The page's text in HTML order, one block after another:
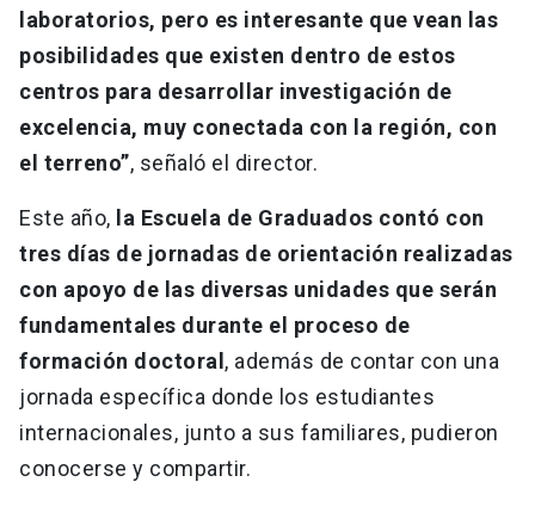
laboratorios, pero es interesante que vean las
posibilidades que existen dentro de estos
centros para desarrollar investigación de
excelencia, muy conectada con la región, con
el terreno”, señaló el director.
Este año, la Escuela de Graduados contó con
tres días de jornadas de orientación realizadas
con apoyo de las diversas unidades que serán
fundamentales durante el proceso de
formación doctoral, además de contar con una
jornada específica donde los estudiantes
internacionales, junto a sus familiares, pudieron
conocerse y compartir.